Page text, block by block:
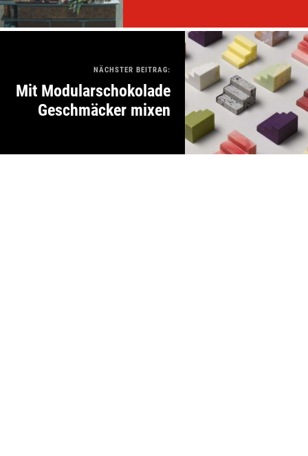
NÄCHSTER BEITRAG:
Mit Modularschokolade
Geschmäcker mixen